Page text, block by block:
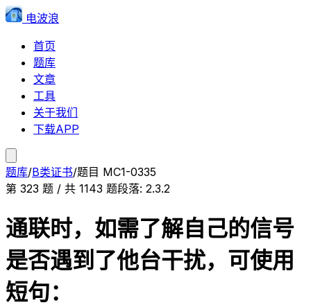
电波浪
首页
题库
文章
工具
关于我们
下载APP
题库/B类证书/题目 MC1-0335
第 323 题 / 共 1143 题段落: 2.3.2
通联时，如需了解自己的信号
是否遇到了他台干扰，可使用
短句：